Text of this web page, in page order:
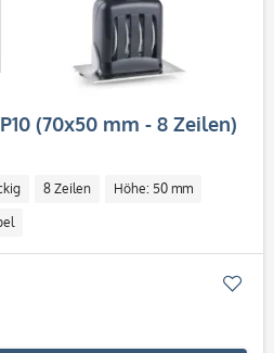
(70x50 mm - 8 Zeilen)
8 Zeilen Höhe: 50 mm